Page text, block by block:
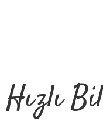
Hızlı